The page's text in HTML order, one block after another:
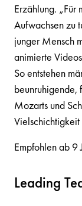
Erzählung. „Für
Aufwachsen zu
junger Mensch
animierte
So entstehen
beunruhigende,
Mozarts und
Empfohlen ab 9
Leading